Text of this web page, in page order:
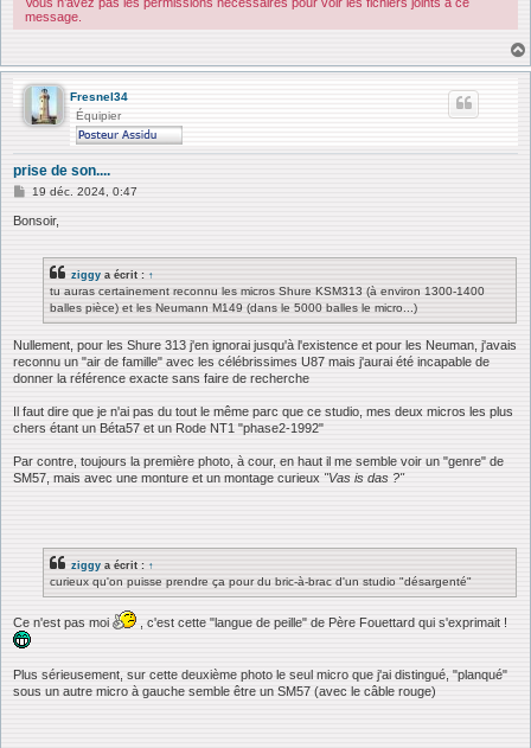
Vous n’avez pas les permissions nécessaires pour voir les fichiers joints à ce
message.
Fresnel34
Équipier
prise de son....
M
s
19 déc. 2024, 0:47
Bonsoir,
ziggy a écrit : ↑
tu auras certainement reconnu les micros Shure KSM313 (à environ 1300-1400
balles pièce) et les Neumann M149 (dans le 5000 balles le micro...)
Nullement, pour les Shure 313 j'en ignorai jusqu'à l'existence et pour les Neuman, j'avais
reconnu un "air de famille" avec les célébrissimes U87 mais j'aurai été incapable de
donner la référence exacte sans faire de recherche
Il faut dire que je n'ai pas du tout le même parc que ce studio, mes deux micros les plus
chers étant un Béta57 et un Rode NT1 "phase2-1992"
Par contre, toujours la première photo, à cour, en haut il me semble voir un "genre" de
SM57, mais avec une monture et un montage curieux "Vas is das ?"
ziggy a écrit : ↑
curieux qu'on puisse prendre ça pour du bric-à-brac d'un studio "désargenté"
Ce n'est pas moi , c'est cette "langue de peille" de Père Fouettard qui s'exprimait !
Plus sérieusement, sur cette deuxième photo le seul micro que j'ai distingué, "planqué"
sous un autre micro à gauche semble être un SM57 (avec le câble rouge)